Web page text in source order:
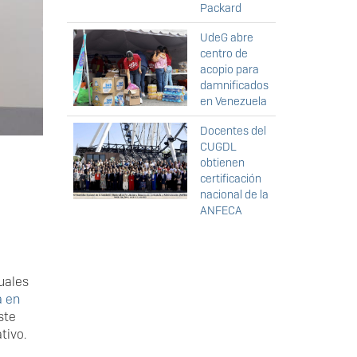
en
Packard
UdeG abre
centro de
acopio para
damnificados
en Venezuela
Docentes del
CUGDL
obtienen
certificación
nacional de la
ANFECA